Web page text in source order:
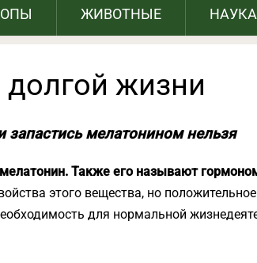
ЖИВОТНЫЕ НАУКА
жизни
запастись мелатонином нельзя
Также его называют
этого вещества, но положительное
для нормальной